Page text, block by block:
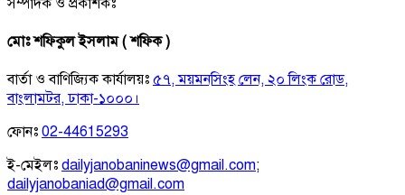
মোঃ শফিকুল ইসলাম ( শফিক )
বার্তা ও বাণিজ্যিক কার্যালয়ঃ ৫৭, ময়মনসিংহ লেন, ২০ লিংক রোড,
বাংলামটর, ঢাকা-১০০০।
ফোনঃ 02-44615293
ই-মেইলঃ dailyjanobaninews@gmail.com;
dailyjanobaniad@gmail.com